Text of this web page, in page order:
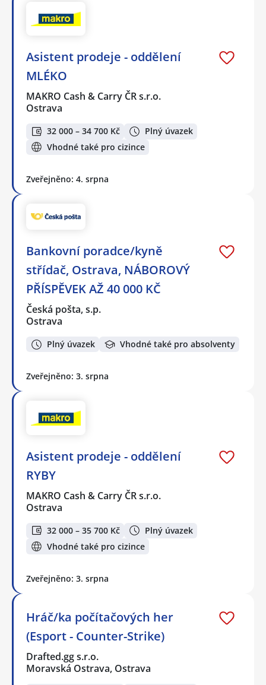
Asistent prodeje - oddělení
MLÉKO
MAKRO Cash & Carry ČR s.r.o.
Ostrava
32 000 – 34 700 Kč
Plný úvazek
Vhodné také pro cizince
Zveřejněno: 4. srpna
Bankovní poradce/kyně
střídač, Ostrava, NÁBOROVÝ
PŘÍSPĚVEK AŽ 40 000 KČ
Česká pošta, s.p.
Ostrava
Plný úvazek Vhodné také pro absolventy
Zveřejněno: 3. srpna
Asistent prodeje - oddělení
RYBY
MAKRO Cash & Carry ČR s.r.o.
Ostrava
32 000 – 35 700 Kč
Plný úvazek
Vhodné také pro cizince
Zveřejněno: 3. srpna
Hráč/ka počítačových her
(Esport - Counter-Strike)
Drafted.gg s.r.o.
Moravská Ostrava, Ostrava